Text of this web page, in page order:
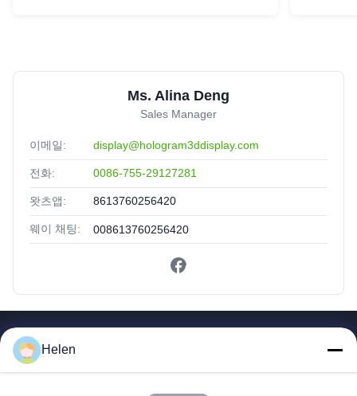
Ms. Alina Deng
Sales Manager
이메일: display@hologram3ddisplay.com
전화: 0086-755-29127281
왓츠앱: 8613760256420
웨이 채팅: 008613760256420
집
제품
Helen